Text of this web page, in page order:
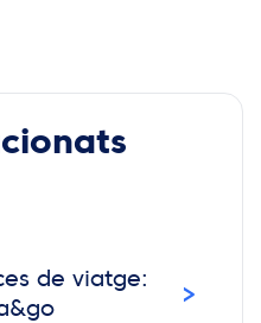
de viatge:
›